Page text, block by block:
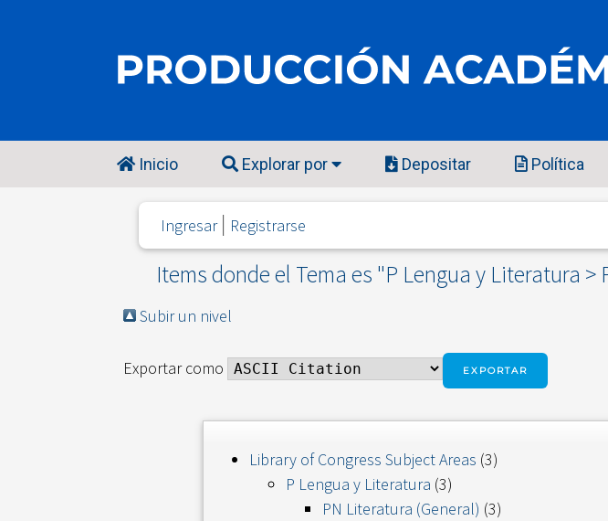
Inicio Explorar por Depositar Política
Ingresar Registrarse
Items donde el Tema es "P Lengua y Literatura
Subir un nivel
Exportar como
Library of Congress Subject Areas (3)
P Lengua y Literatura (3)
PN Literatura (General) (3)